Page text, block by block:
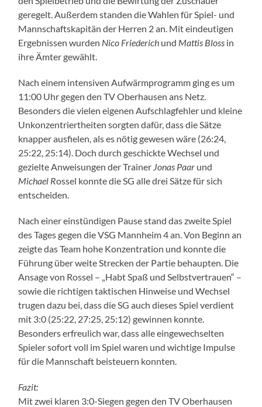
geregelt. Außerdem standen die Wahlen für Spiel- und
Mannschaftskapitän der Herren 2 an. Mit eindeutigen
Ergebnissen wurden Nico Friederich und Mattis Bloss in
ihre Ämter gewählt.
Nach einem intensiven Aufwärmprogramm ging es um
11:00 Uhr gegen den TV Oberhausen ans Netz.
Besonders die vielen eigenen Aufschlagfehler und kleine
Unkonzentriertheiten sorgten dafür, dass die Sätze
knapper ausfielen, als es nötig gewesen wäre (26:24,
25:22, 25:14). Doch durch geschickte Wechsel und
gezielte Anweisungen der Trainer Jonas Paar und
Michael Rossel konnte die SG alle drei Sätze für sich
entscheiden.
Nach einer einstündigen Pause stand das zweite Spiel
des Tages gegen die VSG Mannheim 4 an. Von Beginn an
zeigte das Team hohe Konzentration und konnte die
Führung über weite Strecken der Partie behaupten. Die
Ansage von Rossel – „Habt Spaß und Selbstvertrauen“ –
sowie die richtigen taktischen Hinweise und Wechsel
trugen dazu bei, dass die SG auch dieses Spiel verdient
mit 3:0 (25:22, 27:25, 25:12) gewinnen konnte.
Besonders erfreulich war, dass alle eingewechselten
Spieler sofort voll im Spiel waren und wichtige Impulse
für die Mannschaft beisteuern konnten.
Fazit:
Mit zwei klaren 3:0-Siegen gegen den TV Oberhausen